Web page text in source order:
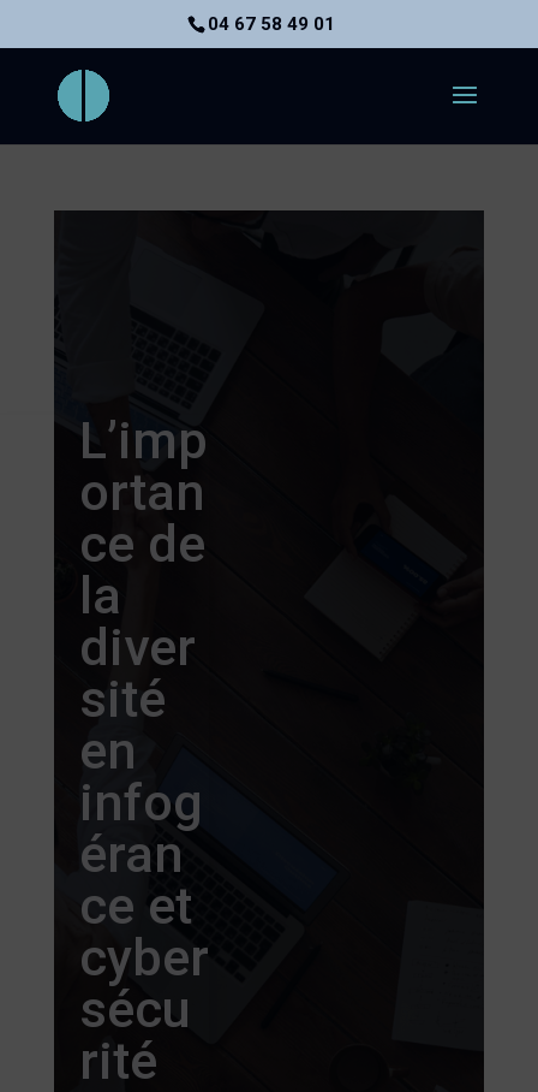
04 67 58 49 01
L’imp
ortan
ce de
la
diver
sité
en
infog
éran
ce et
cyber
sécu
rité